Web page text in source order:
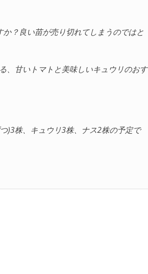
？良い苗が売り切れてしまうのではと
、甘いトマトと美味しいキュウリのおす
)3株、キュウリ3株、ナス2株の予定で